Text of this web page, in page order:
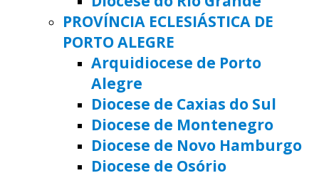
PROVÍNCIA ECLESIÁSTICA DE
PORTO ALEGRE
Arquidiocese de Porto
Alegre
Diocese de Caxias do Sul
Diocese de Montenegro
Diocese de Novo Hamburgo
Diocese de Osório